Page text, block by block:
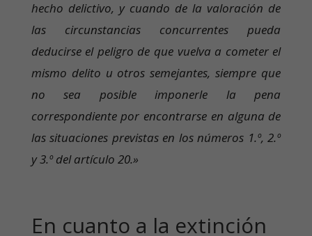
hecho delictivo, y cuando de la valoración de
las circunstancias concurrentes pueda
deducirse el peligro de que vuelva a cometer el
mismo delito u otros semejantes, siempre que
no sea posible imponerle la pena
correspondiente por encontrarse en alguna de
las situaciones previstas en los números 1.º, 2.º
y 3.º del artículo 20.»
En cuanto a la extinción